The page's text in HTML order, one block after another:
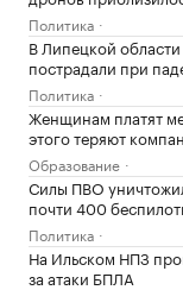
Политика
В Липецкой
пострадали при
Политика
Женщинам платят
этого теряют
Образование
Силы ПВО
почти 400
Политика
На Ильском НПЗ
за атаки БПЛА